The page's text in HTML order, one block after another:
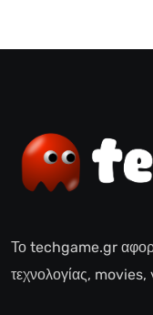
Το techgame.gr
τεχνολογίας,